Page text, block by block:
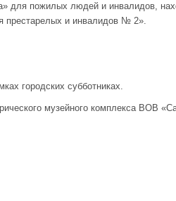
для пожилых людей и инвалидов,
престарелых и инвалидов № 2».
городских субботниках.
музейного комплекса ВОВ